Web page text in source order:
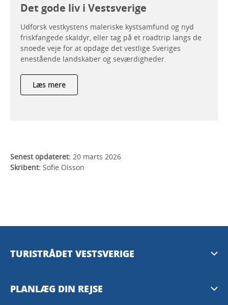
Det gode liv i Vestsverige
Udforsk vestkystens maleriske kystsamfund og nyd
friskfangede skaldyr, eller tag på et roadtrip langs de
snoede veje for at opdage det vestlige Sveriges
enestående landskaber og seværdigheder.
Læs mere
Senest opdateret: 20 marts 2026
Skribent: Sofie Olsson
TURISTRÅDET VESTSVERIGE
Mediebank
PLANLÆG DIN REJSE